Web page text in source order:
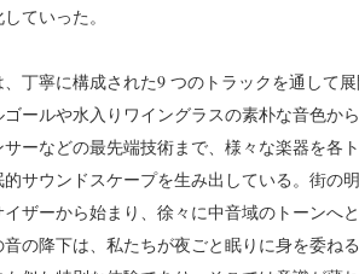
ていった。
丁寧に構成された9 つのトラックを通して
ールや水入りワイングラスの素朴な音色か
サーなどの最先端技術まで、様々な楽器を各
サウンドスケープを生み出している。街の
ザーから始まり、徐々に中音域のトーンへ
の降下は、私たちが夜ごと眠りに身を委ね